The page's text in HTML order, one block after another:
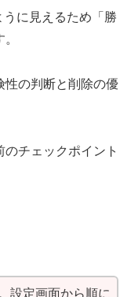
に見えるため「勝
性の判断と削除の優
チェックポイント
設定画面から順に